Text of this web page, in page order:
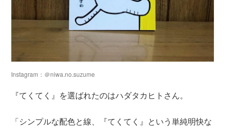
Instagram：＠niwa.no.suzume
『てくてく』を選ばれたのはハダタカヒトさん。
「シンプルな配色と線、『てくてく』という単純明快な